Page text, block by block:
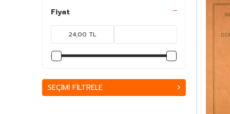
Ekonomi
Felsefe-Düşünce
İslam
Diğer
Sinema-Tiyatro
Fiyat
SEÇIMI FILTRELE